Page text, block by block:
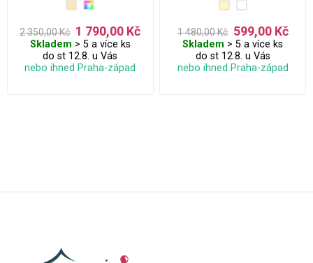
vrátit do svého dětství. Díky
obnovení výroby lucerniček a byla
obnovena výroba (v ČR). Jedná se
přesně o ten samý řetěz který jste
měli doma jako malé děti. Vhodné
jako Retro dárek. Vydrží roky a
jednou ho mohou zdědit i Vaše
2 350,00 Kč 1 790,00 Kč
Skladem > 5 a více ks
do st 12.8. u Vás
nebo ihned Praha-západ
1 480,00 Kč 599,00 Kč
Skladem > 5 a více ks
do st 12.8. u Vás
nebo ihned Praha-západ